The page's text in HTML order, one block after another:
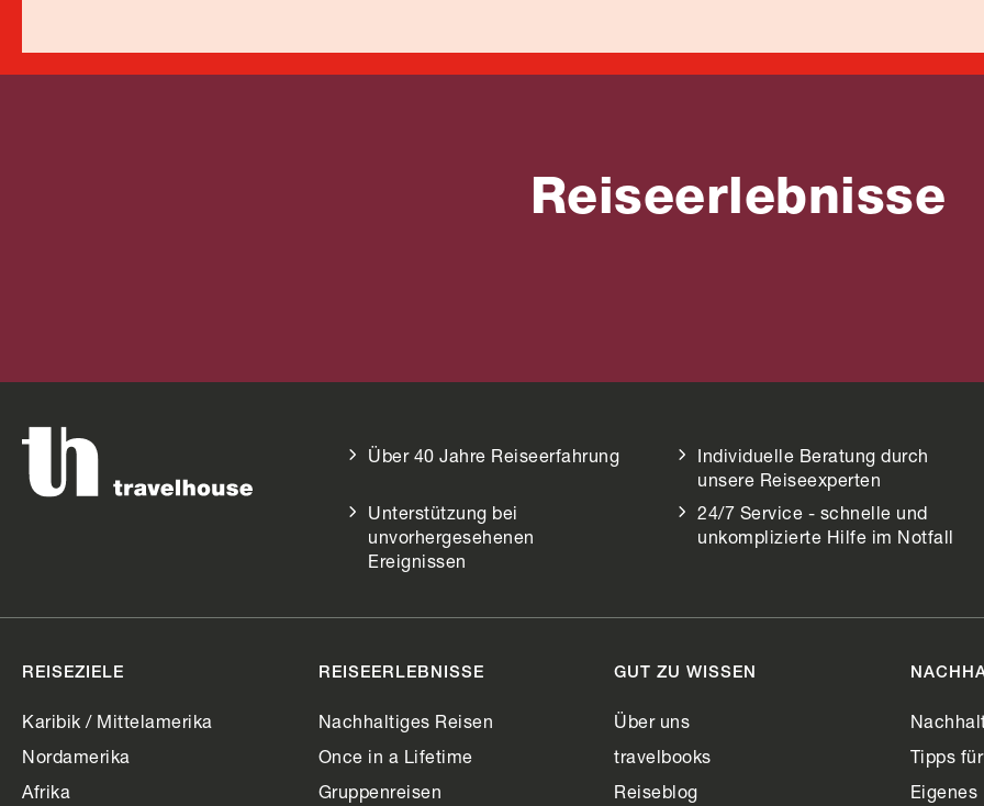
Reiseerlebnisse
Über 40 Jahre Reiseerfahrung
Individuelle Beratung durch
unsere Reiseexperten
Unterstützung bei
unvorhergesehenen
Ereignissen
24/7 Service - schnelle und
unkomplizierte Hilfe im Notfall
REISEZIELE
Karibik / Mittelamerika
Nordamerika
Afrika
REISEERLEBNISSE
Nachhaltiges Reisen
Once in a Lifetime
Gruppenreisen
GUT ZU WISSEN
Über uns
travelbooks
Reiseblog
Tipps
Eigenes